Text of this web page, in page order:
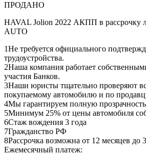
ПРОДАНО
HAVAL Jolion 2022 АКПП в рассрочку
AUTO
1Не требуется официального
трудоустройства.
2Наша компания работает
участия Банков.
3Наши юристы тщательно проверяют
покупаемому автомобилю и по
4Мы гарантируем полную
5Минимум 25% от цены автомобиля
6Стаж вождения 3 года
7Гражданство РФ
8Рассрочка возможна от 12 месяцев до
Ежемесячный платеж: